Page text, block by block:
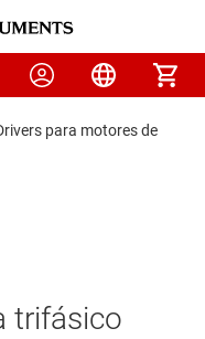
para motores de CC
trifásico